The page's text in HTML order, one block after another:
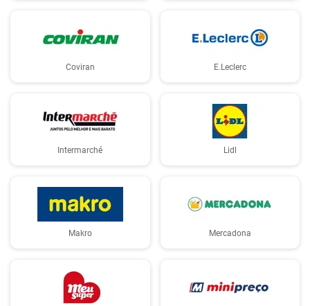
Coviran E.Leclerc
Intermarché Lidl
Makro Mercadona